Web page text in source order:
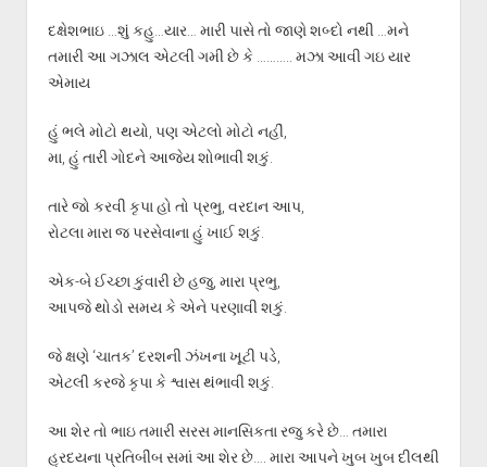
દક્ષેશભાઇ …શું કહુ…યાર… મારી પાસે તો જાણે શબ્દો નથી …મને
તમારી આ ગઝાલ એટલી ગમી છે કે ……….. મઝા આવી ગઇ યાર
એમાય
હું ભલે મોટો થયો, પણ એટલો મોટો નહીં,
મા, હું તારી ગોદને આજેય શોભાવી શકું.
તારે જો કરવી કૃપા હો તો પ્રભુ, વરદાન આપ,
રોટલા મારા જ પરસેવાના હું ખાઈ શકું.
એક-બે ઈચ્છા કુંવારી છે હજુ, મારા પ્રભુ,
આપજે થોડો સમય કે એને પરણાવી શકું.
જે ક્ષણે ‘ચાતક’ દરશની ઝંખના ખૂટી પડે,
એટલી કરજે કૃપા કે શ્વાસ થંભાવી શકું.
આ શેર તો ભાઇ તમારી સરસ માનસિકતા રજુ કરે છે… તમારા
હ્રદયના પ્રતિબીંબ સમાં આ શેર છે…. મારા આપને ખુબ ખુબ દીલથી